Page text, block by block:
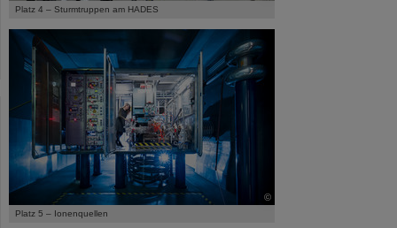
Platz 4 – Sturmtruppen am HADES
©
Platz 5 – Ionenquellen